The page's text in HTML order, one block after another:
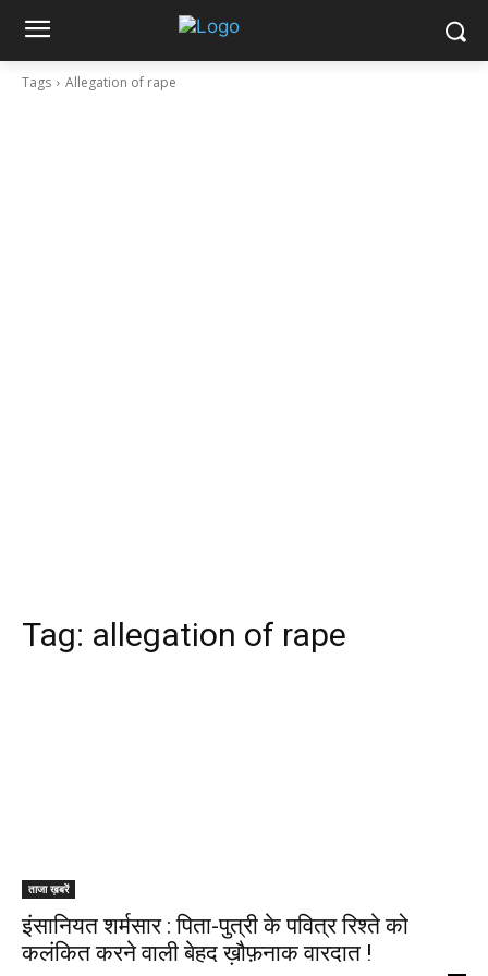
Tags Allegation of rape
Tag: allegation of rape
ताजा ख़बरें
इंसानियत शर्मसार : पिता-पुत्री के पवित्र रिश्ते को
कलंकित करने वाली बेहद ख़ौफ़नाक वारदात !